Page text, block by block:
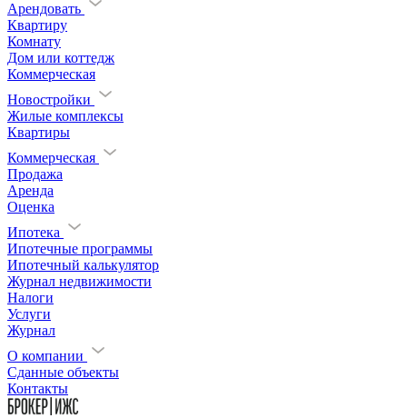
Арендовать
Квартиру
Комнату
Дом или коттедж
Коммерческая
Новостройки
Жилые комплексы
Квартиры
Коммерческая
Продажа
Аренда
Оценка
Ипотека
Ипотечные программы
Ипотечный калькулятор
Журнал недвижимости
Налоги
Услуги
Журнал
О компании
Сданные объекты
Контакты